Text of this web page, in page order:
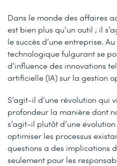
Dans le monde des affaires
est bien plus qu’un outil ; il
le succès d’une entreprise.
technologique fulgurant se
d’influence des innovations
artificielle (IA) sur la gestion
S’agit-il d’une révolution qui
profondeur la manière dont
s’agit-il plutôt d’une
optimiser les processus
questions a des implications
seulement pour les